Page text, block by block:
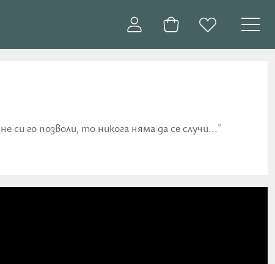
си го позволи, то никога няма да се случи..."